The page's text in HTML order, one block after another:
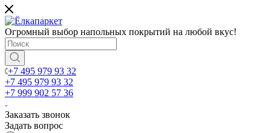
Огромный выбор напольных покрытий на любой вкус!
+7 495 979 93 32
+7 495 979 93 32
+7 999 902 57 36
Заказать звонок
Задать вопрос